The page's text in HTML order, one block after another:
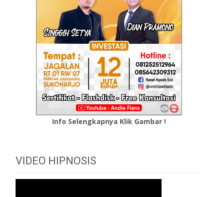
Info Selengkapnya Klik Gambar !
VIDEO HIPNOSIS